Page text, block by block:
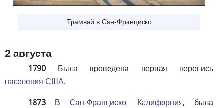
Трамвай в Сан-Франциско
2 августа
1790 Была проведена первая перепись
населения США.
1873 В Сан-Франциско, Калифорния, была